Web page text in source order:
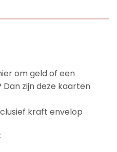
om geld of een
zijn deze kaarten
kraft envelop